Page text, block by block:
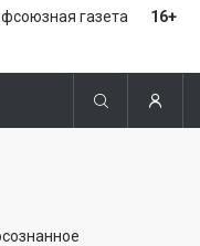
газета 16+